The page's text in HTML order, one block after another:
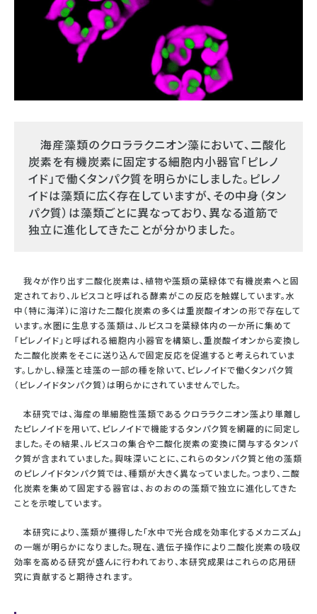
海産藻類のクロララクニオン藻において、二酸化
炭素を有機炭素に固定する細胞内小器官「ピレノ
イド」で働くタンパク質を明らかにしました。ピレノ
イドは藻類に広く存在していますが、その中身（タン
パク質）は藻類ごとに異なっており、異なる道筋で
独立に進化してきたことが分かりました。
我々が作り出す二酸化炭素は、植物や藻類の葉緑体で有機炭素へと固
定されており、ルビスコと呼ばれる酵素がこの反応を触媒しています。水
中（特に海洋）に溶けた二酸化炭素の多くは重炭酸イオンの形で存在して
います。水圏に生息する藻類は、ルビスコを葉緑体内の一か所に集めて
「ピレノイド」と呼ばれる細胞内小器官を構築し、重炭酸イオンから変換し
た二酸化炭素をそこに送り込んで固定反応を促進すると考えられていま
す。しかし、緑藻と珪藻の一部の種を除いて、ピレノイドで働くタンパク質
（ピレノイドタンパク質）は明らかにされていませんでした。
本研究では、海産の単細胞性藻類であるクロララクニオン藻より単離し
たピレノイドを用いて、ピレノイドで機能するタンパク質を網羅的に同定し
ました。その結果、ルビスコの集合や二酸化炭素の変換に関与するタンパ
ク質が含まれていました。興味深いことに、これらのタンパク質と他の藻類
のピレノイドタンパク質では、種類が大きく異なっていました。つまり、二酸
化炭素を集めて固定する器官は、おのおのの藻類で独立に進化してきた
ことを示唆しています。
本研究により、藻類が獲得した「水中で光合成を効率化するメカニズム」
の一端が明らかになりました。現在、遺伝子操作により二酸化炭素の吸収
効率を高める研究が盛んに行われており、本研究成果はこれらの応用研
究に貢献すると期待されます。